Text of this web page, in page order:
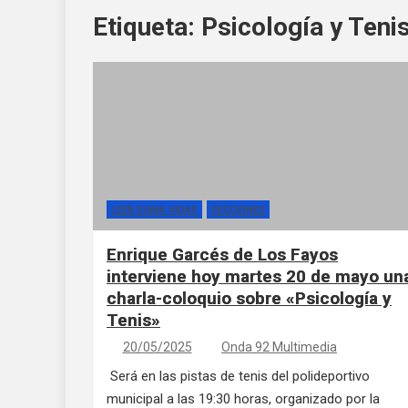
Etiqueta: Psicología y
LEER SUMA VIDAS SECCIONES
Enrique Garcés de Los Fayos
interviene hoy martes 20 de mayo
charla-coloquio sobre «Psicología y
Tenis»
20/05/2025 Onda 92 Multimedia
Será en las pistas de tenis del polideportivo
municipal a las 19:30 horas, organizado por la